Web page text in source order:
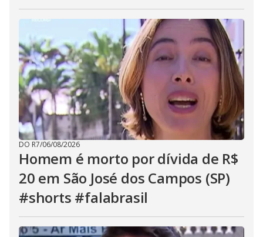
DO R7/06/08/2026
Homem é morto por dívida de R$
20 em São José dos Campos (SP)
#shorts #falabrasil